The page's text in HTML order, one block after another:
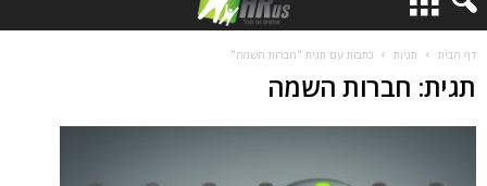
דף הבית תגיות כתבות עם תגית "חברות השמה"
תגית: חברות השמה